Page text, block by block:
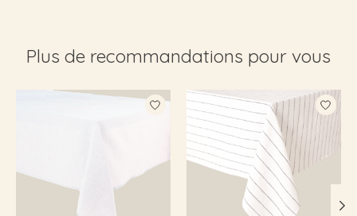
Plus de recommandations pour vous
Articles du carrousel de produits